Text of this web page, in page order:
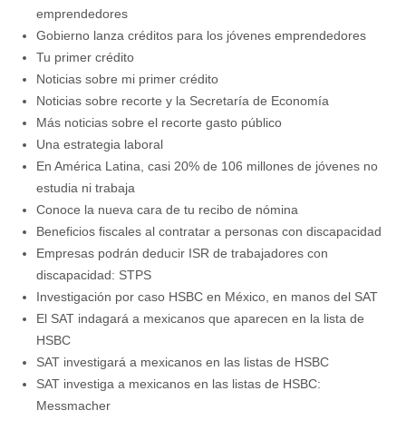
emprendedores
Gobierno lanza créditos para los jóvenes emprendedores
Tu primer crédito
Noticias sobre mi primer crédito
Noticias sobre recorte y la Secretaría de Economía
Más noticias sobre el recorte gasto público
Una estrategia laboral
En América Latina, casi 20% de 106 millones de jóvenes no
estudia ni trabaja
Conoce la nueva cara de tu recibo de nómina
Beneficios fiscales al contratar a personas con discapacidad
Empresas podrán deducir ISR de trabajadores con
discapacidad: STPS
Investigación por caso HSBC en México, en manos del SAT
El SAT indagará a mexicanos que aparecen en la lista de
HSBC
SAT investigará a mexicanos en las listas de HSBC
SAT investiga a mexicanos en las listas de HSBC:
Messmacher